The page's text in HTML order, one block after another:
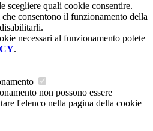
scegliere quali cookie consentire.
consentono il funzionamento della
necessari al funzionamento potete
.
non possono essere
l'elenco nella pagina della cookie